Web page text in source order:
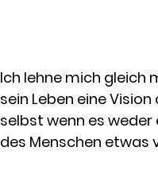
Ich lehne mich gleich
sein Leben eine
selbst wenn es weder
des Menschen etwas